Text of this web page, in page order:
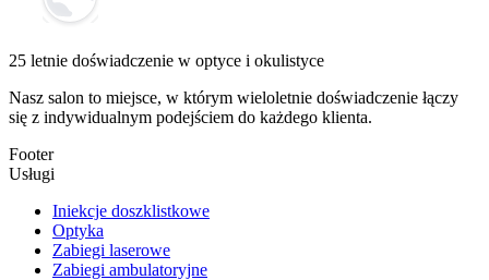
25 letnie doświadczenie w optyce i okulistyce
Nasz salon to miejsce, w którym wieloletnie doświadczenie łączy
się z indywidualnym podejściem do każdego klienta.
Footer
Usługi
Iniekcje doszklistkowe
Optyka
Zabiegi laserowe
Zabiegi ambulatoryjne